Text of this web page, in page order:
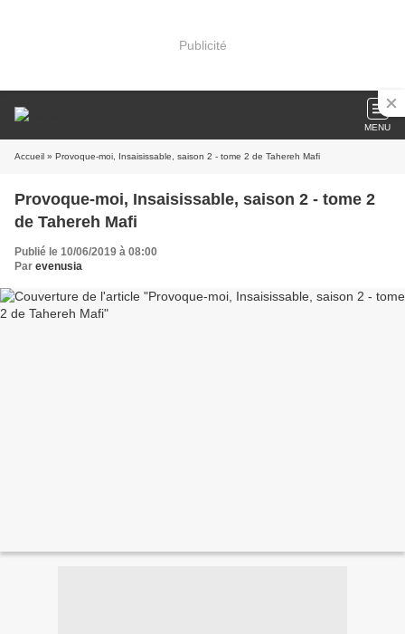
Publicité
MENU
Accueil » Provoque-moi, Insaisissable, saison 2 - tome 2 de Tahereh Mafi
Provoque-moi, Insaisissable, saison 2 - tome 2
de Tahereh Mafi
Publié le 10/06/2019 à 08:00
Par evenusia